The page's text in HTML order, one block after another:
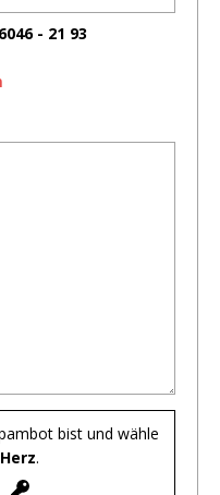
- 21 93
bist und wähle
Herz.